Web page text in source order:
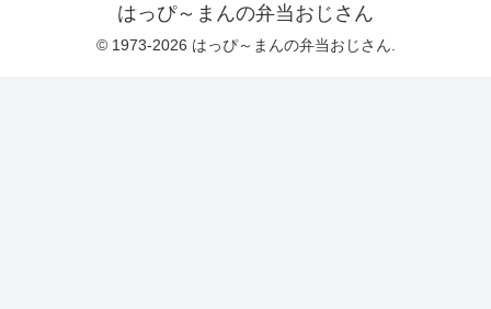
はっぴ～まんの弁当おじさん
© 1973-2026 はっぴ～まんの弁当おじさん.